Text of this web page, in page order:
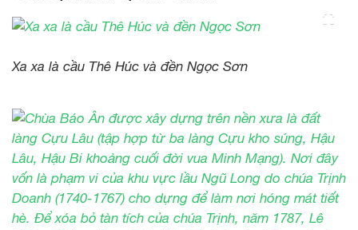
Xa xa là cầu Thê Húc và đền Ngọc Sơn